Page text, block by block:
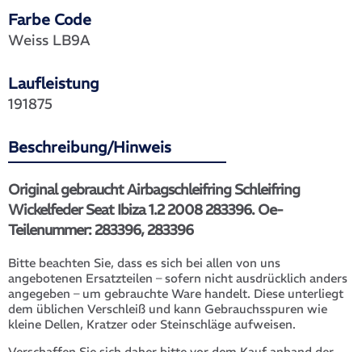
Farbe Code
Laufleistung
Weiss LB9A
191875
Beschreibung/Hinweis
Original gebraucht Airbagschleifring Schleifring
Wickelfeder Seat Ibiza 1.2 2008 283396. Oe-
Teilenummer: 283396, 283396
Bitte beachten Sie, dass es sich bei allen von uns
angebotenen Ersatzteilen – sofern nicht ausdrücklich anders
angegeben – um gebrauchte Ware handelt. Diese unterliegt
dem üblichen Verschleiß und kann Gebrauchsspuren wie
kleine Dellen, Kratzer oder Steinschläge aufweisen.